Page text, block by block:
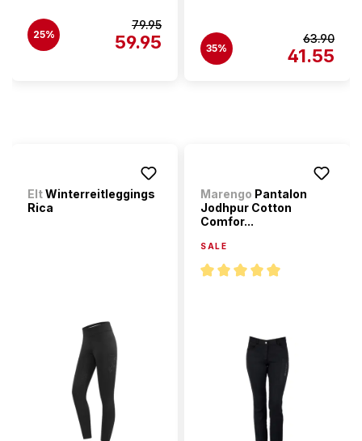
25%
79.95
59.95 35%
63.90
41.55
EltWinterreitleggings
Rica
Marengo Pantalon
Jodhpur Cotton
Comfor...
SALE